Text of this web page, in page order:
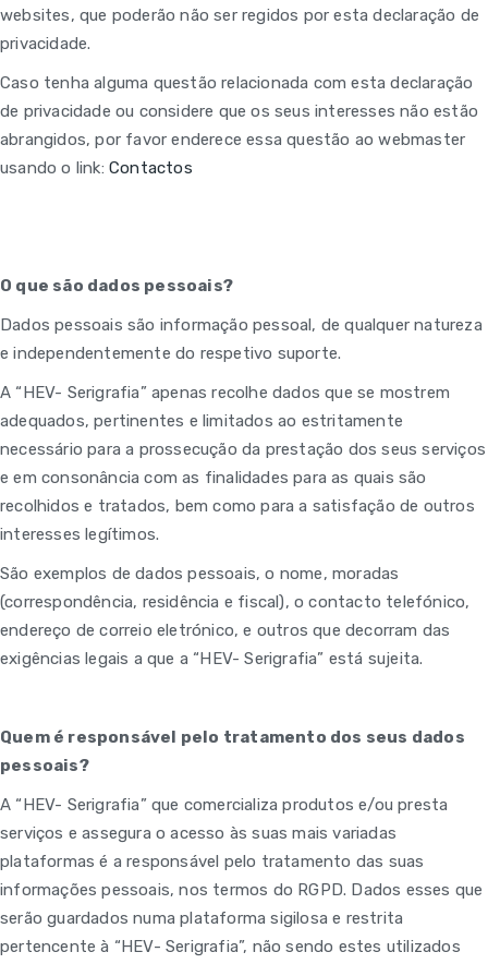
websites, que poderão não ser regidos por esta declaração de
privacidade.
Caso tenha alguma questão relacionada com esta declaração
de privacidade ou considere que os seus interesses não estão
abrangidos, por favor enderece essa questão ao webmaster
usando o link: Contactos
O que são dados pessoais?
Dados pessoais são informação pessoal, de qualquer natureza
e independentemente do respetivo suporte.
A “HEV- Serigrafia” apenas recolhe dados que se mostrem
adequados, pertinentes e limitados ao estritamente
necessário para a prossecução da prestação dos seus serviços
e em consonância com as finalidades para as quais são
recolhidos e tratados, bem como para a satisfação de outros
interesses legítimos.
São exemplos de dados pessoais, o nome, moradas
(correspondência, residência e fiscal), o contacto telefónico,
endereço de correio eletrónico, e outros que decorram das
exigências legais a que a “HEV- Serigrafia” está sujeita.
Quem é responsável pelo tratamento dos seus dados
pessoais?
A “HEV- Serigrafia” que comercializa produtos e/ou presta
serviços e assegura o acesso às suas mais variadas
plataformas é a responsável pelo tratamento das suas
informações pessoais, nos termos do RGPD. Dados esses que
serão guardados numa plataforma sigilosa e restrita
pertencente à “HEV- Serigrafia”, não sendo estes utilizados